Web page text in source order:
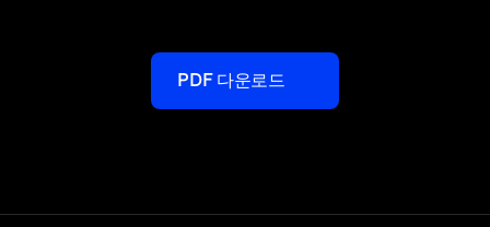
PDF 다운로드